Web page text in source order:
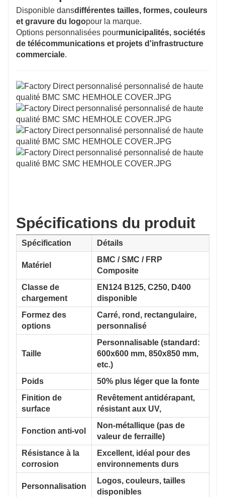
Disponible dansdifférentes tailles, formes, couleurs
et gravure du logopour la marque.
Options personnalisées pourmunicipalités, sociétés
de télécommunications et projets d'infrastructure
commerciale.
Spécifications du produit
Spécification Détails
Matériel
BMC / SMC / FRP
Composite
Classe de
chargement
EN124 B125, C250, D400
disponible
Formez des
options
Carré, rond, rectangulaire,
personnalisé
Taille
Personnalisable (standard:
600x600 mm, 850x850 mm,
etc.)
Poids
50% plus léger que la fonte
Finition de
surface
Revêtement antidérapant,
résistant aux UV,
Fonction anti-vol
Non-métallique (pas de
valeur de ferraille)
Résistance à la
corrosion
Excellent, idéal pour des
environnements durs
Personnalisation
Logos, couleurs, tailles
disponibles